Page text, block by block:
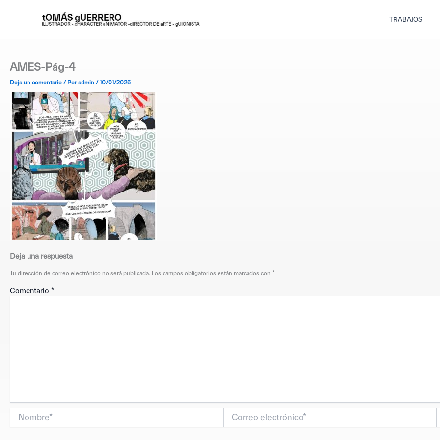
TRABAJOS
AMES-Pág-4
Deja un comentario / Poradmin /10/01/2025
Deja una respuesta
Tu dirección de correo electrónico no será publicada. Los campos obligatorios están marcados con *
Comentario *
electrónico*